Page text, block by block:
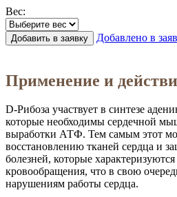
Вес:
Добавить в заявку
Добавлено в
Применение и
D-Рибоза участвует в синтезе
которые необходимы сердечной
выработки АТФ. Тем самым этот
восстановлению тканей сердца и
болезней, которые
кровообращения, что в свою
нарушениям работы сердца.